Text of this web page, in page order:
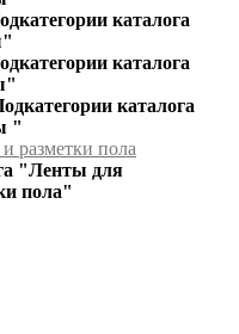
каталога
каталога
каталога
"
разметки пола
"Ленты для
пола"